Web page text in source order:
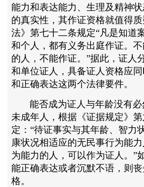
能力和表达能力、生理及精神
的真实性，其作证资格就值得
法》第七十二条规定“凡是知道
和个人，都有义务出庭作证。
的人，不能作证。”据此，证人
和单位证人，具备证人资格应
和正确表达这两个法律要件。
能否成为证人与年龄没有
未成年人，根据《证据规定》
定： “待证事实与其年龄、智力
康状况相适应的无民事行为能
为能力的人，可以作为证人。”
能正确表达或者沉默不语，则
格。